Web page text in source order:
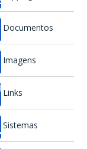
Documentos
Imagens
Links
Sistemas